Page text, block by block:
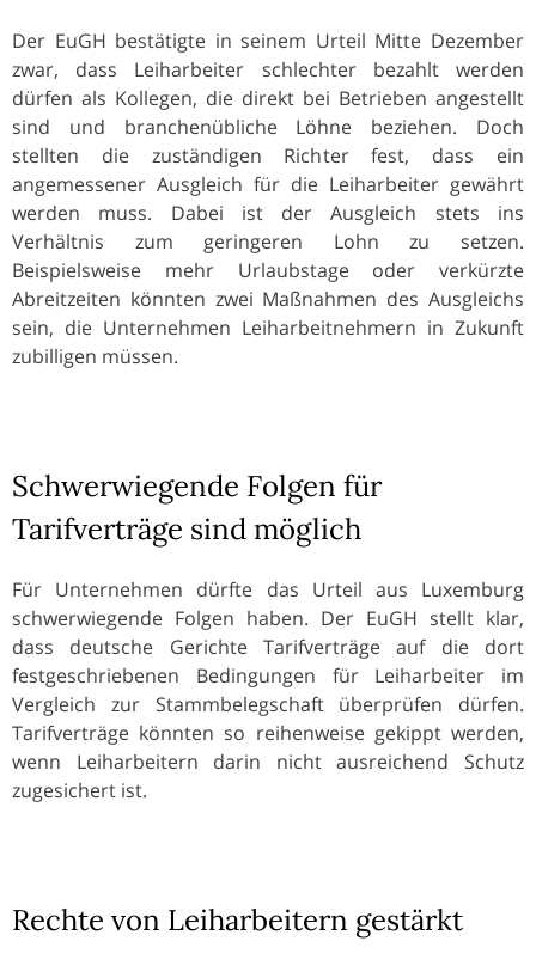
Der EuGH bestätigte in seinem Urteil Mitte Dezember
zwar, dass Leiharbeiter schlechter bezahlt werden
dürfen als Kollegen, die direkt bei Betrieben angestellt
sind und branchenübliche Löhne beziehen. Doch
stellten die zuständigen Richter fest, dass ein
angemessener Ausgleich für die Leiharbeiter gewährt
werden muss. Dabei ist der Ausgleich stets ins
Verhältnis zum geringeren Lohn zu setzen.
Beispielsweise mehr Urlaubstage oder verkürzte
Abreitzeiten könnten zwei Maßnahmen des Ausgleichs
sein, die Unternehmen Leiharbeitnehmern in Zukunft
zubilligen müssen.
Schwerwiegende Folgen für
Tarifverträge sind möglich
Für Unternehmen dürfte das Urteil aus Luxemburg
schwerwiegende Folgen haben. Der EuGH stellt klar,
dass deutsche Gerichte Tarifverträge auf die dort
festgeschriebenen Bedingungen für Leiharbeiter im
Vergleich zur Stammbelegschaft überprüfen dürfen.
Tarifverträge könnten so reihenweise gekippt werden,
wenn Leiharbeitern darin nicht ausreichend Schutz
zugesichert ist.
Rechte von Leiharbeitern gestärkt